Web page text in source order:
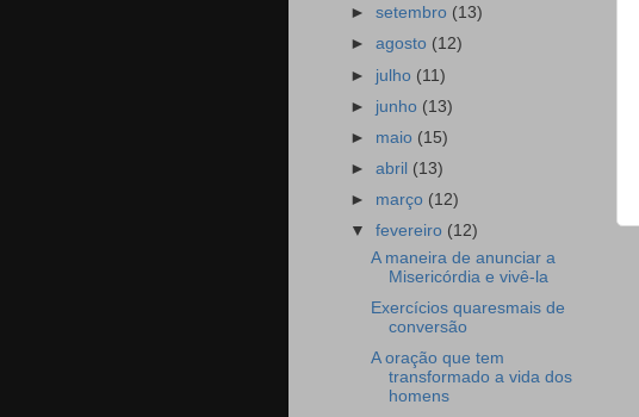
►setembro (13)
►agosto (12)
► julho (11)
► junho (13)
► maio (15)
►abril (13)
► março (12)
▼fevereiro (12)
A maneira de anunciar a
Misericórdia e vivê-la
Exercícios quaresmais de
conversão
A oração que tem
transformado a vida dos
homens